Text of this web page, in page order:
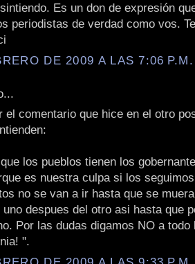
Es un don de expresión
periodistas de verdad como vos.
DE 2009 A LAS 7:06 P.M.
el comentario que hice en el otro
los pueblos tienen los
es nuestra culpa si los
no se van a ir hasta que se
uno despues del otro asi hasta que
Por las dudas digamos NO a todo
".